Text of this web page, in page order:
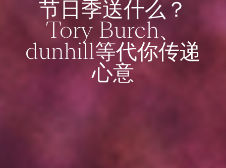
节日季送什么？
Tory Burch、
dunhill等代你传递
心意